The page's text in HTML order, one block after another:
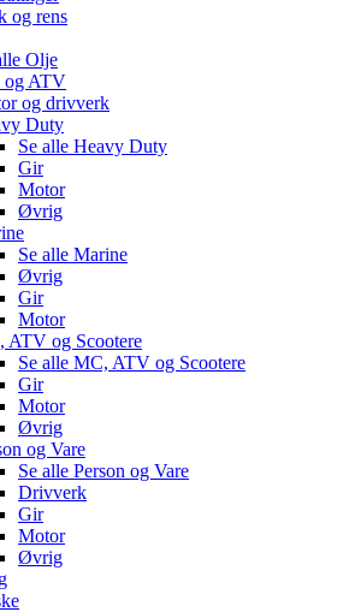
og rens
Olje
og ATV
og drivverk
Duty
Se alle Heavy Duty
Gir
Motor
Øvrig
Se alle Marine
Øvrig
Gir
Motor
ATV og Scootere
Se alle MC, ATV og Scootere
Gir
Motor
Øvrig
og Vare
Se alle Person og Vare
Drivverk
Gir
Motor
Øvrig